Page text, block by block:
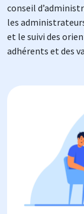
conseil
les
et le suivi des
adhérents et des
Image